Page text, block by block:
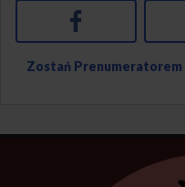
Facebook
Zostań Prenumeratorem